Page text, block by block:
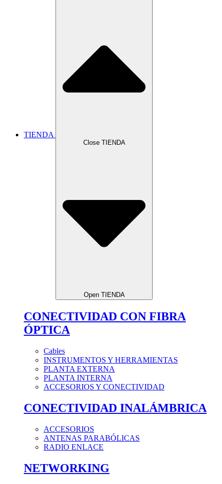
TIENDA
Close TIENDA
Open TIENDA
CONECTIVIDAD CON FIBRA
ÓPTICA
Cables
INSTRUMENTOS Y HERRAMIENTAS
PLANTA EXTERNA
PLANTA INTERNA
ACCESORIOS Y CONECTIVIDAD
CONECTIVIDAD INALÁMBRICA
ACCESORIOS
ANTENAS PARABÓLICAS
RADIO ENLACE
NETWORKING